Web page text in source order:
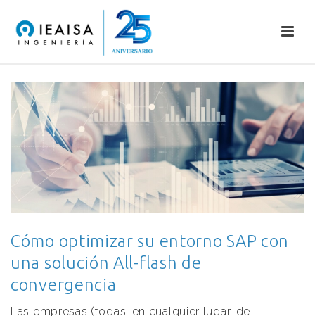
Cómo optimizar su entorno SAP con
una solución All-flash de
convergencia
Las empresas (todas, en cualquier lugar, de